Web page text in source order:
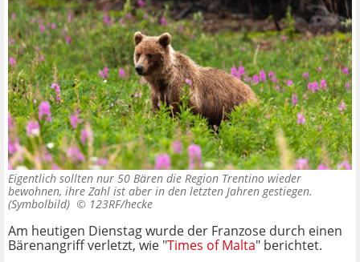
Eigentlich sollten nur 50 Bären die Region Trentino wieder
bewohnen, ihre Zahl ist aber in den letzten Jahren gestiegen.
(Symbolbild) © 123RF/hecke
Am heutigen Dienstag wurde der Franzose durch einen
Bärenangriff verletzt, wie "Times of Malta" berichtet.